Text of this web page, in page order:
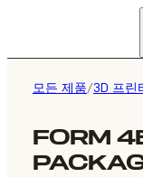
모든 제품/3D 프린
FORM